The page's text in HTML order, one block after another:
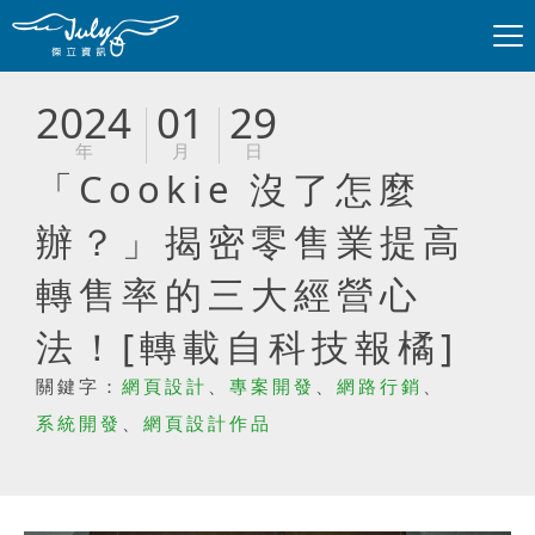
2024
年 01
月 29
日
「Cookie 沒了怎麼
辦？」揭密零售業提高
轉售率的三大經營心
法！[轉載自科技報橘]
關鍵字： 網頁設計 、 專案開發 、 網路行銷 、
系統開發 、 網頁設計作品